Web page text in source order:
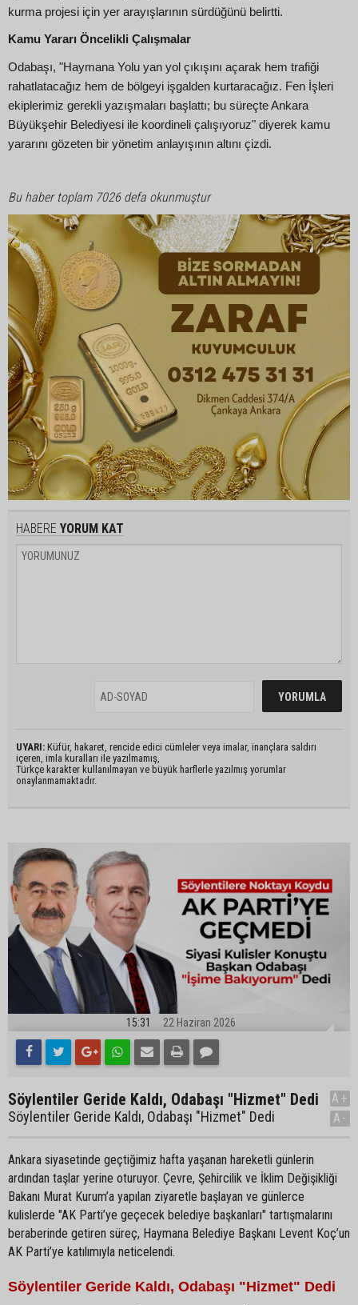
kurma projesi için yer arayışlarının sürdüğünü belirtti.
Kamu Yararı Öncelikli Çalışmalar
Odabaşı, "Haymana Yolu yan yol çıkışını açarak hem trafiği
rahatlatacağız hem de bölgeyi işgalden kurtaracağız. Fen İşleri
ekiplerimiz gerekli yazışmaları başlattı; bu süreçte Ankara
Büyükşehir Belediyesi ile koordineli çalışıyoruz" diyerek kamu
yararını gözeten bir yönetim anlayışının altını çizdi.
Bu haber toplam 7026 defa okunmuştur
HABERE YORUM KAT
UYARI: Küfür, hakaret, rencide edici cümleler veya imalar, inançlara saldırı
içeren, imla kuralları ile yazılmamış,
Türkçe karakter kullanılmayan ve büyük harflerle yazılmış yorumlar
onaylanmamaktadır.
15:31 22 Haziran 2026
Söylentiler Geride Kaldı, Odabaşı "Hizmet" Dedi
Söylentiler Geride Kaldı, Odabaşı "Hizmet" Dedi
A+
A-
Ankara siyasetinde geçtiğimiz hafta yaşanan hareketli günlerin
ardından taşlar yerine oturuyor. Çevre, Şehircilik ve İklim Değişikliği
Bakanı Murat Kurum’a yapılan ziyaretle başlayan ve günlerce
kulislerde "AK Parti’ye geçecek belediye başkanları" tartışmalarını
beraberinde getiren süreç, Haymana Belediye Başkanı Levent Koç’un
AK Parti’ye katılımıyla neticelendi.
Söylentiler Geride Kaldı, Odabaşı "Hizmet" Dedi